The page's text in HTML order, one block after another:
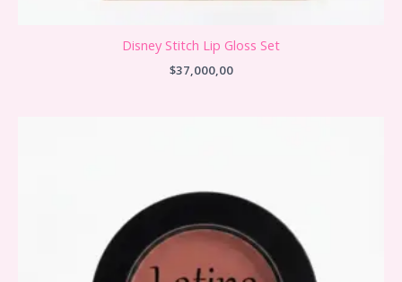
Disney Stitch Lip Gloss Set
$37,000,00